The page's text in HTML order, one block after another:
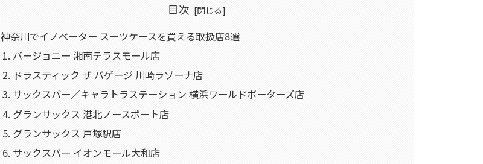
目次
神奈川でイノベーター スーツケースを買える取扱店8選
バージョニー 湘南テラスモール店
ドラスティック ザ バゲージ 川崎ラゾーナ店
サックスバー／キャラトラステーション 横浜ワールドポーターズ店
グランサックス 港北ノースポート店
グランサックス 戸塚駅店
サックスバー イオンモール大和店